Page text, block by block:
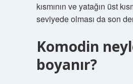
kısmının ve yatağın üst
seviyede olması da son
Komodin
boyanır?